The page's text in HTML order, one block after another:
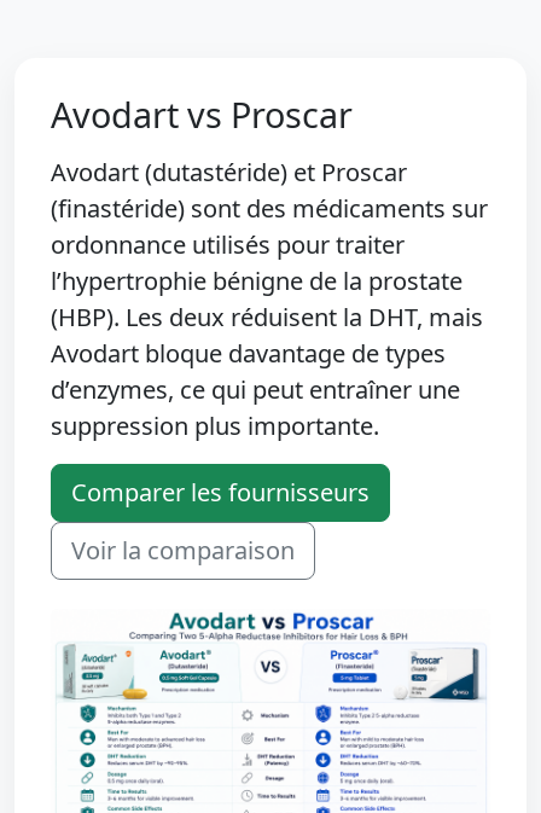
Avodart vs Proscar
Avodart (dutastéride) et Proscar
(finastéride) sont des médicaments sur
ordonnance utilisés pour traiter
l’hypertrophie bénigne de la prostate
(HBP). Les deux réduisent la DHT, mais
Avodart bloque davantage de types
d’enzymes, ce qui peut entraîner une
suppression plus importante.
Comparer les fournisseurs
Voir la comparaison